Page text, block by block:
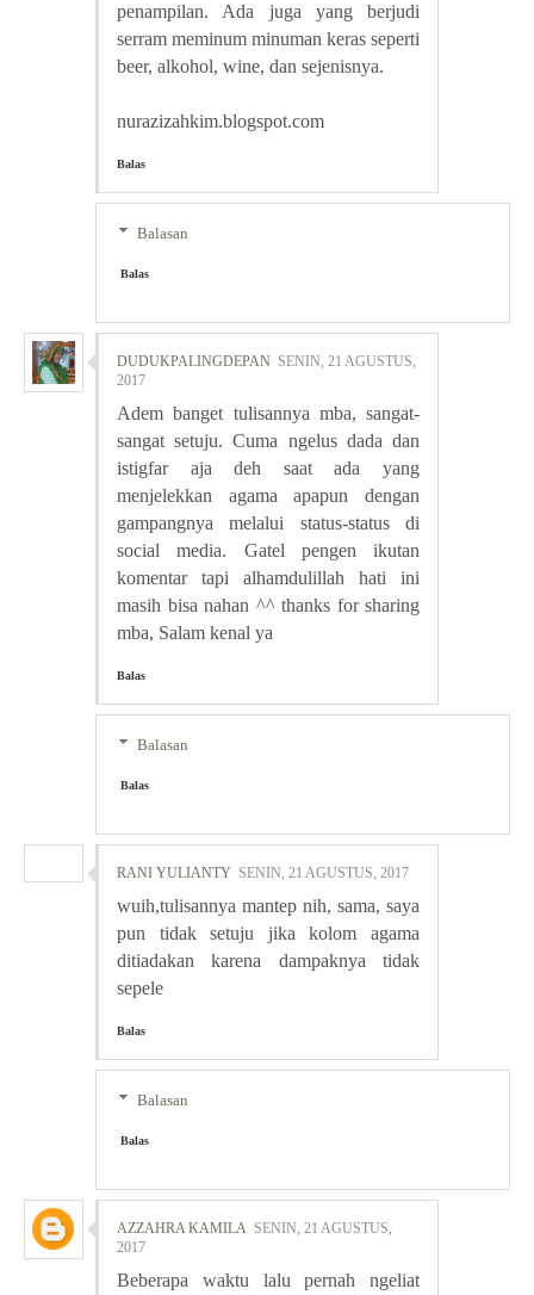
penampilan. Ada juga yang berjudi
serram meminum minuman keras seperti
beer, alkohol, wine, dan sejenisnya.
nurazizahkim.blogspot.com
Balas
Balasan
Balas
DUDUKPALINGDEPAN SENIN, 21 AGUSTUS,
2017
Adem banget tulisannya mba, sangat-
sangat setuju. Cuma ngelus dada dan
istigfar aja deh saat ada yang
menjelekkan agama apapun dengan
gampangnya melalui status-status di
social media. Gatel pengen ikutan
komentar tapi alhamdulillah hati ini
masih bisa nahan ^^ thanks for sharing
mba, Salam kenal ya
Balas
Balasan
Balas
RANI YULIANTY SENIN, 21 AGUSTUS, 2017
wuih,tulisannya mantep nih, sama, saya
pun tidak setuju jika kolom agama
ditiadakan karena dampaknya tidak
sepele
Balas
Balasan
Balas
AZZAHRA KAMILA SENIN, 21 AGUSTUS,
2017
Beberapa waktu lalu pernah ngeliat